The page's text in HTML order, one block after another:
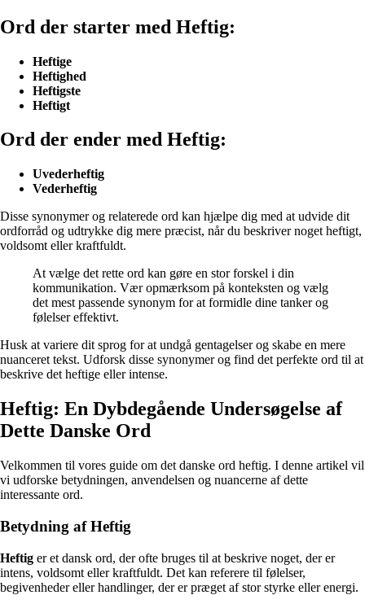
Ord der starter med Heftig:
Heftige
Heftighed
Heftigste
Heftigt
Ord der ender med Heftig:
Uvederheftig
Vederheftig
Disse synonymer og relaterede ord kan hjælpe dig med at udvide dit
ordforråd og udtrykke dig mere præcist, når du beskriver noget heftigt,
voldsomt eller kraftfuldt.
At vælge det rette ord kan gøre en stor forskel i din
kommunikation. Vær opmærksom på konteksten og vælg
det mest passende synonym for at formidle dine tanker og
følelser effektivt.
Husk at variere dit sprog for at undgå gentagelser og skabe en mere
nuanceret tekst. Udforsk disse synonymer og find det perfekte ord til at
beskrive det heftige eller intense.
Heftig: En Dybdegående Undersøgelse af
Dette Danske Ord
Velkommen til vores guide om det danske ord heftig. I denne artikel vil
vi udforske betydningen, anvendelsen og nuancerne af dette
interessante ord.
Betydning af Heftig
Heftig er et dansk ord, der ofte bruges til at beskrive noget, der er
intens, voldsomt eller kraftfuldt. Det kan referere til følelser,
begivenheder eller handlinger, der er præget af stor styrke eller energi.